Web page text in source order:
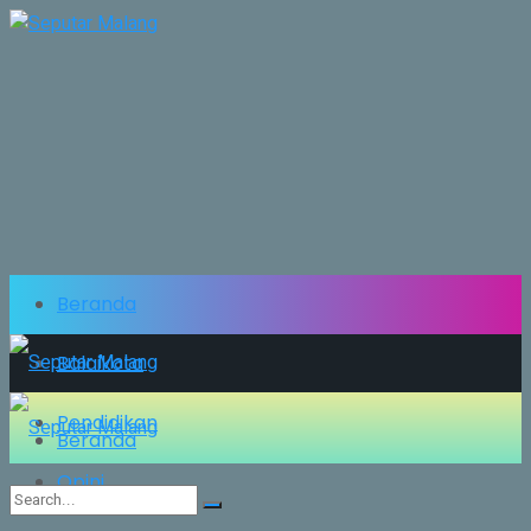
Beranda
Balaikota
Pendidikan
Opini
Beranda
Balaikota